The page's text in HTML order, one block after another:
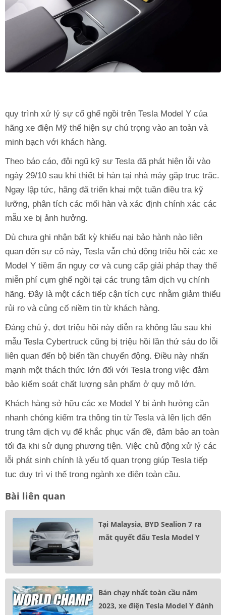
quy trình xử lý sự cố ghế ngồi trên Tesla Model Y của
hãng xe điện Mỹ thể hiện sự chú trọng vào an toàn và
minh bạch với khách hàng.
Theo báo cáo, đội ngũ kỹ sư Tesla đã phát hiện lỗi vào
ngày 29/10 sau khi thiết bị hàn tại nhà máy gặp trục trặc.
Ngay lập tức, hãng đã triển khai một tuần điều tra kỹ
lưỡng, phân tích các mối hàn và xác định chính xác các
mẫu xe bị ảnh hưởng.
Dù chưa ghi nhận bất kỳ khiếu nại bảo hành nào liên
quan đến sự cố này, Tesla vẫn chủ động triệu hồi các xe
Model Y tiềm ẩn nguy cơ và cung cấp giải pháp thay thế
miễn phí cụm ghế ngồi tại các trung tâm dịch vụ chính
hãng. Đây là một cách tiếp cận tích cực nhằm giảm thiểu
rủi ro và củng cố niềm tin từ khách hàng.
Đáng chú ý, đợt triệu hồi này diễn ra không lâu sau khi
mẫu Tesla Cybertruck cũng bị triệu hồi lần thứ sáu do lỗi
liên quan đến bộ biến tần chuyển động. Điều này nhấn
mạnh một thách thức lớn đối với Tesla trong việc đảm
bảo kiểm soát chất lượng sản phẩm ở quy mô lớn.
Khách hàng sở hữu các xe Model Y bị ảnh hưởng cần
nhanh chóng kiểm tra thông tin từ Tesla và lên lịch đến
trung tâm dịch vụ để khắc phục vấn đề, đảm bảo an toàn
tối đa khi sử dụng phương tiện. Việc chủ động xử lý các
lỗi phát sinh chính là yếu tố quan trọng giúp Tesla tiếp
tục duy trì vị thế trong ngành xe điện toàn cầu.
Bài liên quan
Tại Malaysia, BYD Sealion 7 ra
mắt quyết đấu Tesla Model Y
Bán chạy nhất toàn cầu năm
2023, xe điện Tesla Model Y đánh